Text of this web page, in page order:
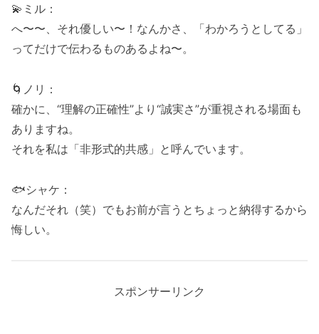
💫ミル：
へ〜〜、それ優しい〜！なんかさ、「わかろうとしてる」
ってだけで伝わるものあるよね〜。
🌀ノリ：
確かに、“理解の正確性”より“誠実さ”が重視される場面も
ありますね。
それを私は「非形式的共感」と呼んでいます。
🐟シャケ：
なんだそれ（笑）でもお前が言うとちょっと納得するから
悔しい。
スポンサーリンク